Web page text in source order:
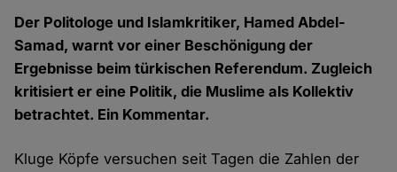
Der Politologe und Islamkritiker, Hamed Abdel-
Samad, warnt vor einer Beschönigung der
Ergebnisse beim türkischen Referendum. Zugleich
kritisiert er eine Politik, die Muslime als Kollektiv
betrachtet. Ein Kommentar.
Kluge Köpfe versuchen seit Tagen die Zahlen der